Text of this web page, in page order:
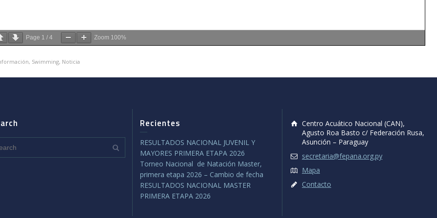
Page 1 /4 Zoom 100%
, Swimming, Noticia
Recientes
RESULTADOS NACIONAL JUVENIL Y
MAYORES PRIMERA ETAPA 2026
Torneo Nacional de Natación Master,
primera etapa 2026 – Cambio de fecha
RESULTADOS NACIONAL MASTER
PRIMERA ETAPA 2026
Centro Acuático Nacional (CAN),
Agusto Roa Basto c/ Federación Rusa,
Asunción – Paraguay
secretaria@fepana.org.py
Mapa
Contacto